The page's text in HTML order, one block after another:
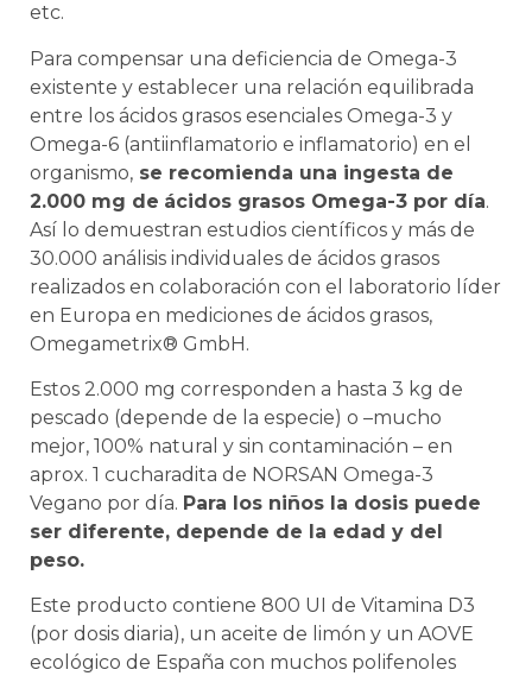
etc.
Para compensar una deficiencia de Omega-3
existente y establecer una relación equilibrada
entre los ácidos grasos esenciales Omega-3 y
Omega-6 (antiinflamatorio e inflamatorio) en el
organismo, se recomienda una ingesta de
2.000 mg de ácidos grasos Omega-3 por día.
Así lo demuestran estudios científicos y más de
30.000 análisis individuales de ácidos grasos
realizados en colaboración con el laboratorio líder
en Europa en mediciones de ácidos grasos,
Omegametrix® GmbH.
Estos 2.000 mg corresponden a hasta 3 kg de
pescado (depende de la especie) o –mucho
mejor, 100% natural y sin contaminación – en
aprox. 1 cucharadita de NORSAN Omega-3
Vegano por día. Para los niños la dosis puede
ser diferente, depende de la edad y del
peso.
Este producto contiene 800 UI de Vitamina D3
(por dosis diaria), un aceite de limón y un AOVE
ecológico de España con muchos polifenoles